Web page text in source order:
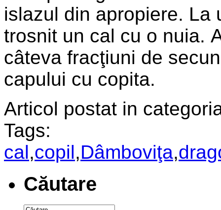
islazul din apropiere. La
trosnit un cal cu o nuia.
câteva fracţiuni de
capului cu copita.
Articol postat in
Tags:
cal,copil,Dâmboviţa,
Căutare